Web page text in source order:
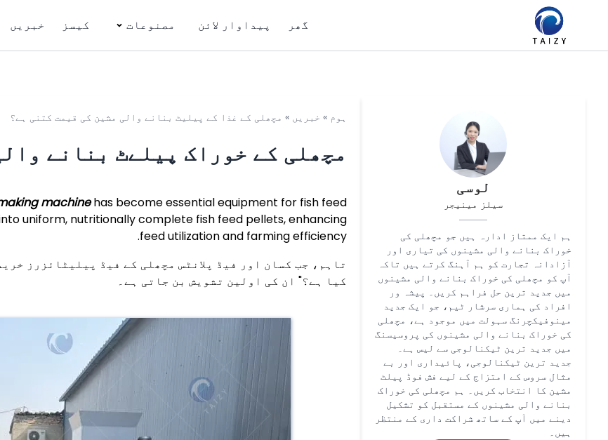
گھر پیداوار لائن مصنوعات کیسز خبریں
لوسی
سیلز مینیجر
ہم ایک ممتاز ادارہ ہیں جو مچھلی کی
خوراک بنانے والی مشینوں کی تیاری اور
آزادانہ تجارت کو ہم آہنگ کرتے ہیں تاکہ
آپ کو مچھلی کی خوراک بنانے والی مشینوں
میں جدید ترین حل فراہم کریں۔ پیشہ ور
افراد کی ہماری سرشار ٹیم، جو ایک جدید
مینوفیکچرنگ سہولت میں موجود ہے، مچھلی
کی خوراک بنانے والی مشینوں کی پروسیسنگ
میں جدید ترین ٹیکنالوجی سے لیس ہے۔
جدید ترین ٹیکنالوجی، پائیداری اور بے
مثال سروس کے امتزاج کے لیے فش فوڈ پیلٹ
مشین کا انتخاب کریں۔ ہم مچھلی کی خوراک
بنانے والی مشینوں کے مستقبل کو تشکیل
دینے میں آپ کے ساتھ شراکت داری کے منتظر
ہیں۔
ہوم » خبریں » مچھلی کے غذا کے پیلیٹ بنانے والی مشین کی قیمت کتنی ہے؟
مچھلی کے خوراک پیلےٹ بنانے
machinehas become essential equipment for fish feed
uniform, nutritionally complete fish feed pellets, enhancing
feed utilization and farming efficiency.
تاہم، جب کسان اور فیڈ پلانٹس مچھلی کے فیڈ پیلیٹائزرز
کیا ہے؟" ان کی اولین تشویش بن جاتی ہے۔